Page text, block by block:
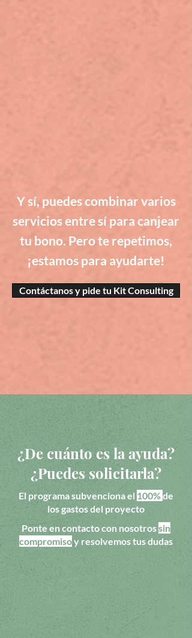
Y sí, puedes combinar varios
servicios entre sí para canjear
tu bono. Pero te repetimos,
¡estamos para ayudarte!
Contáctanos y pide tu Kit Consulting
¿De cuánto es la ayuda?
¿Puedes solicitarla?
El programa subvenciona el 100%de
los gastos del proyecto
Ponte en contacto con nosotrossin
compromisoy resolvemos tus dudas